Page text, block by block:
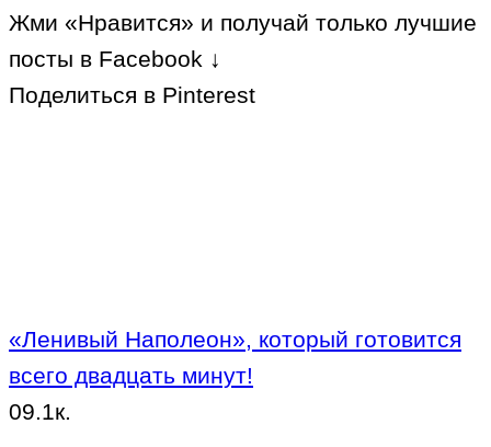
Жми «Нравится» и получай только лучшие
посты в Facebook ↓
Поделиться в Pinterest
«Ленивый Наполеон», который готовится
всего двадцать минут!
09.1к.